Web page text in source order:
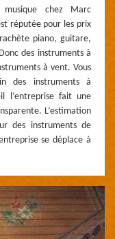
chez Marc
réputée pour les prix
piano, guitare,
des instruments à
à vent. Vous
des instruments à
l’entreprise fait une
L’estimation
des instruments de
se déplace à